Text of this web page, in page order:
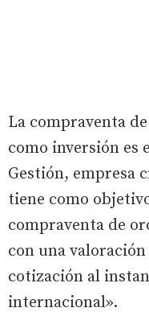
La compraventa
como inversión es
Gestión, empresa
tiene como
compraventa de
con una
cotización al
internacional».